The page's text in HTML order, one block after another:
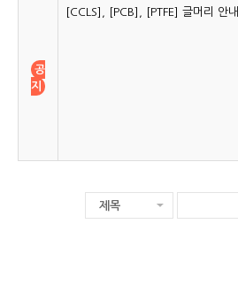
공
지
[CCLS], [PCB], [PTFE] 글머리 안내